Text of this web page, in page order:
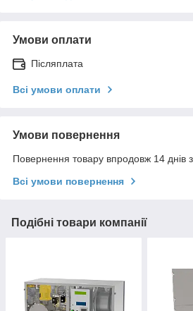
Умови оплати
Післяплата
Всі умови оплати
Умови повернення
Повернення товару впродовж 14 днів
Всі умови повернення
Подібні товари компанії